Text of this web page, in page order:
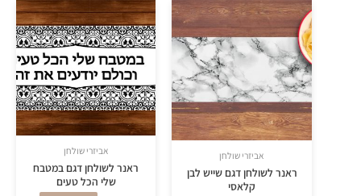
אביזרי שולחן
ראנר לשולחן דגם שייש לבן
קלאסי
אביזרי שולחן
ראנר לשולחן דגם במטבח
שלי הכל טעים